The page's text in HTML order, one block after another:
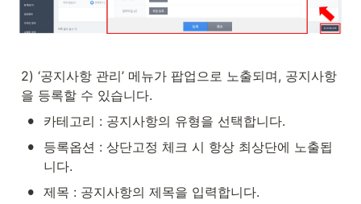
2) ‘공지사항 관리’ 메뉴가 팝업으로 노출되며, 공지사항
을 등록할 수 있습니다.
• 카테고리 : 공지사항의 유형을 선택합니다.
•
등록옵션 : 상단고정 체크 시 항상 최상단에 노출됩
니다.
• 제목 : 공지사항의 제목을 입력합니다.